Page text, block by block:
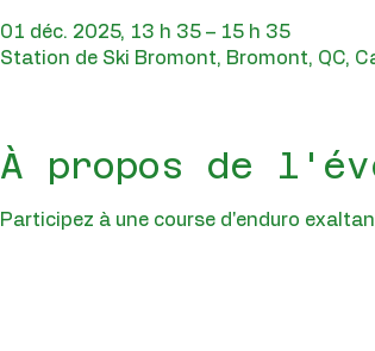
01 déc. 2025, 13 h 35 – 15 h 35
Station de Ski Bromont, Bromont, QC,
À propos de
Participez à une course d'enduro